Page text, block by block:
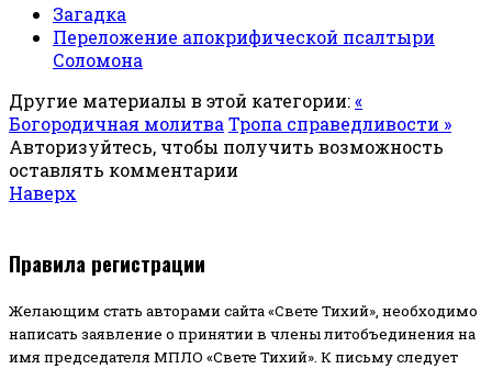
Загадка
Переложение апокрифической псалтыри
Соломона
Другие материалы в этой категории:«
Богородичная молитва Тропа справедливости »
Авторизуйтесь, чтобы получить возможность
оставлять комментарии
Наверх
Правила регистрации
Желающим стать авторами сайта «Свете Тихий», необходимо
написать заявление о принятии в члены литобъединения на
имя председателя МПЛО «Свете Тихий». К письму следует